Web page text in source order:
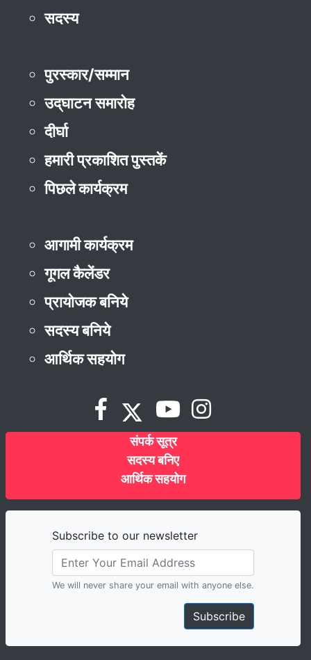
सदस्य
पुरस्कार/सम्मान
उद्‌घाटन समारोह
दीर्घा
हमारी प्रकाशित पुस्तकें
पिछले कार्यक्रम
आगामी कार्यक्रम
गूगल कैलेंडर
प्रायोजक बनिये
सदस्य बनिये
आर्थिक सहयोग
संपर्क सूत्र
सदस्य बनिए
आर्थिक सहयोग
Subscribe to our newsletter
We will never share your email with anyone else.
Subscribe